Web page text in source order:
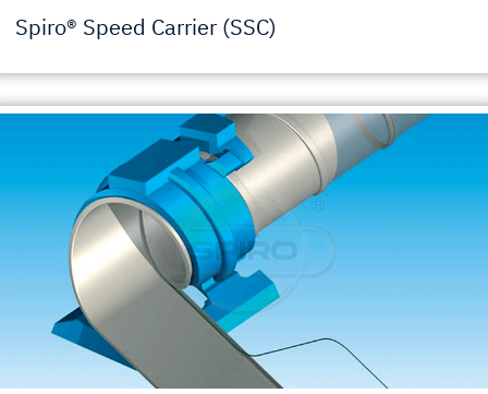
Spiro® Speed Carrier (SSC)